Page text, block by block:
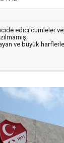
edici cümleler
ve büyük